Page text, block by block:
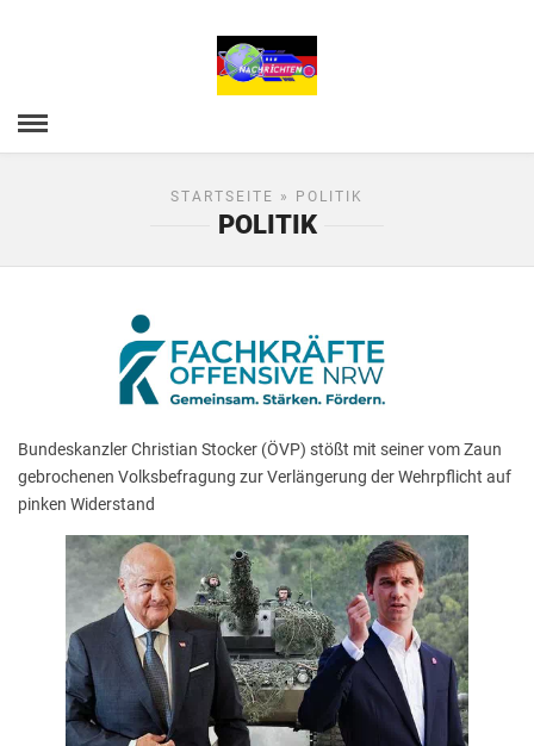
STARTSEITE » POLITIK
POLITIK
Bundeskanzler Christian Stocker (ÖVP) stößt mit seiner vom Zaun
gebrochenen Volksbefragung zur Verlängerung der Wehrpflicht auf
pinken Widerstand